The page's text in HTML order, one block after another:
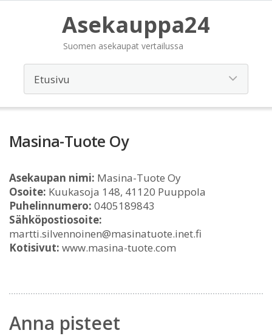
Asekauppa24
Suomen asekaupat vertailussa
Masina-Tuote Oy
Asekaupan nimi: Masina-Tuote Oy
Osoite: Kuukasoja 148, 41120 Puuppola
Puhelinnumero: 0405189843
Sähköpostiosoite:
martti.silvennoinen@masinatuote.inet.fi
Kotisivut: www.masina-tuote.com
Anna pisteet